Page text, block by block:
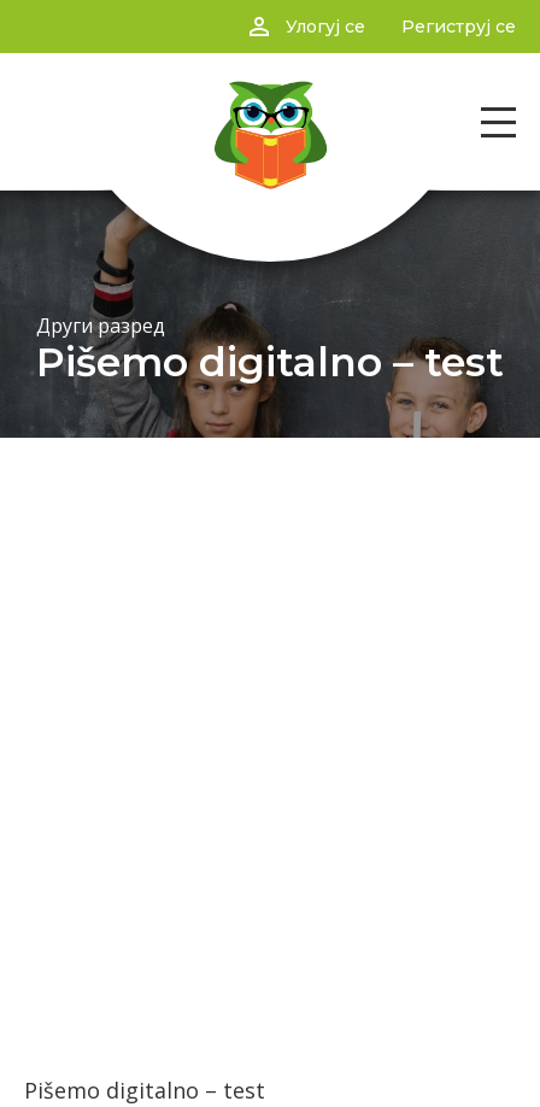
person_outline Улогуј се Региструј се
Други разред
Pišemo digitalno – test
Pišemo digitalno – test